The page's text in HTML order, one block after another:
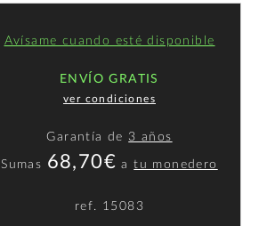
Avísame cuando esté disponible
ENVÍO GRATIS
ver condiciones
Garantía de 3 años
Sumas 68,70€ atu monedero
ref. 15083